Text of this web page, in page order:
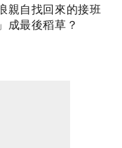
親自找回來的接班
成最後稻草？